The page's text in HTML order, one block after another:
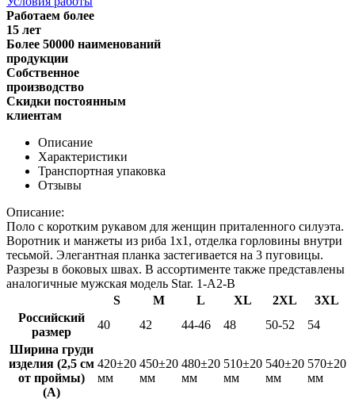
Работаем более
15 лет
Более 50000 наименований
продукции
Собственное
производство
Скидки постоянным
клиентам
Описание
Характеристики
Транспортная упаковка
Отзывы
Описание:
Поло с коротким рукавом для женщин приталенного силуэта.
Воротник и манжеты из риба 1х1, отделка горловины внутри
тесьмой. Элегантная планка застегивается на 3 пуговицы.
Разрезы в боковых швах. В ассортименте также представлены
аналогичные мужская модель Star. 1-A2-B
S
M L XL 2XL
3XL
Российский
размер
40 42 44-46 48 50-52
54
Ширина груди
изделия (2,5 см
от проймы)
(A)
420±20
мм
450±20
мм
480±20
мм
510±20
мм
540±20
мм
570±20
мм